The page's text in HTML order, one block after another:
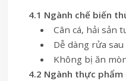
4.1 Ngành chế biến
Cân cá, hải sản
Dễ dàng rửa
Không bị ăn
4.2 Ngành thực phẩm